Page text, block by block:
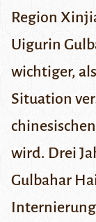
Region
Uigurin
wichtiger,
Situation
wird. Drei
Gulbahar